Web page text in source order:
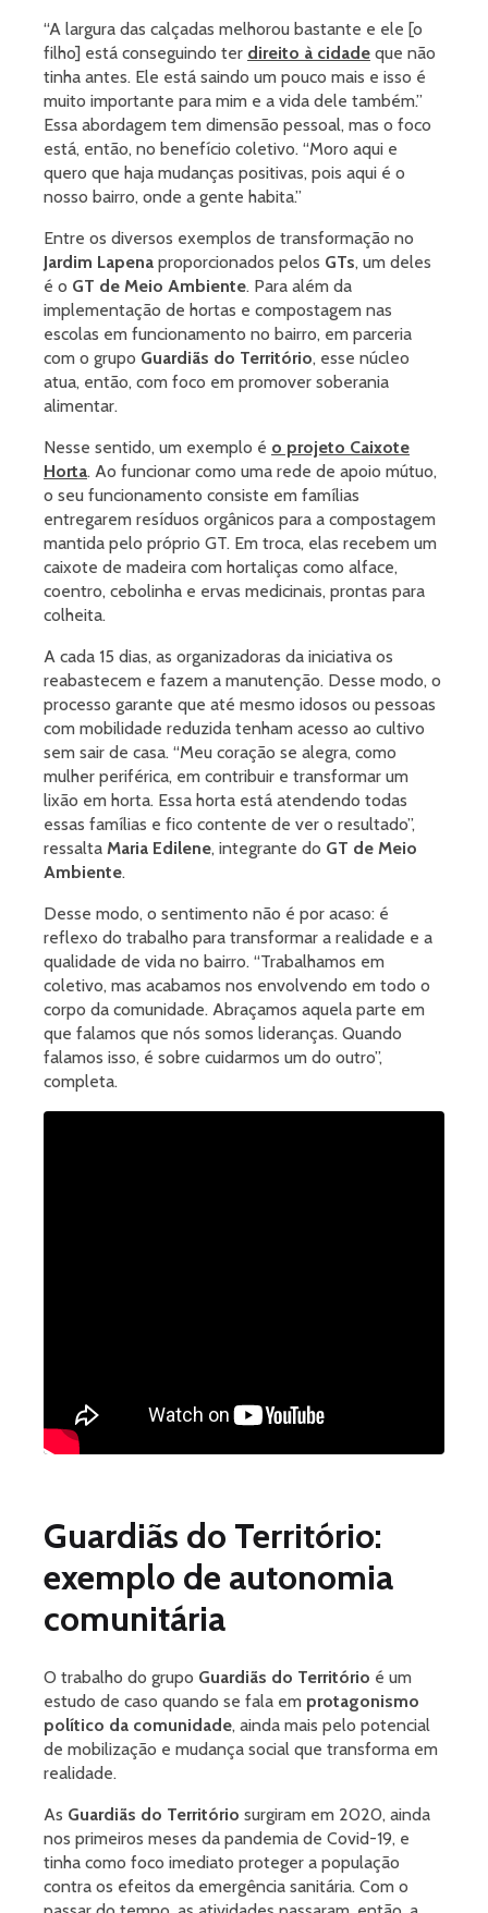
“A largura das calçadas melhorou bastante e ele [o
filho] está conseguindo ter direito à cidade que não
tinha antes. Ele está saindo um pouco mais e isso é
muito importante para mim e a vida dele também.”
Essa abordagem tem dimensão pessoal, mas o foco
está, então, no benefício coletivo. “Moro aqui e
quero que haja mudanças positivas, pois aqui é o
nosso bairro, onde a gente habita.”
Entre os diversos exemplos de transformação no
Jardim Lapena proporcionados pelos GTs, um deles
é o GT de Meio Ambiente. Para além da
implementação de hortas e compostagem nas
escolas em funcionamento no bairro, em parceria
com o grupo Guardiãs do Território, esse núcleo
atua, então, com foco em promover soberania
alimentar.
Nesse sentido, um exemplo é o projeto Caixote
Horta. Ao funcionar como uma rede de apoio mútuo,
o seu funcionamento consiste em famílias
entregarem resíduos orgânicos para a compostagem
mantida pelo próprio GT. Em troca, elas recebem um
caixote de madeira com hortaliças como alface,
coentro, cebolinha e ervas medicinais, prontas para
colheita.
A cada 15 dias, as organizadoras da iniciativa os
reabastecem e fazem a manutenção. Desse modo, o
processo garante que até mesmo idosos ou pessoas
com mobilidade reduzida tenham acesso ao cultivo
sem sair de casa. “Meu coração se alegra, como
mulher periférica, em contribuir e transformar um
lixão em horta. Essa horta está atendendo todas
essas famílias e fico contente de ver o resultado”,
ressalta Maria Edilene, integrante do GT de Meio
Ambiente.
Desse modo, o sentimento não é por acaso: é
reflexo do trabalho para transformar a realidade e a
qualidade de vida no bairro. “Trabalhamos em
coletivo, mas acabamos nos envolvendo em todo o
corpo da comunidade. Abraçamos aquela parte em
que falamos que nós somos lideranças. Quando
falamos isso, é sobre cuidarmos um do outro”,
completa.
Guardiãs do Território:
exemplo de autonomia
comunitária
O trabalho do grupo Guardiãs do Território é um
estudo de caso quando se fala em protagonismo
político da comunidade, ainda mais pelo potencial
de mobilização e mudança social que transforma em
realidade.
As Guardiãs do Território surgiram em 2020, ainda
nos primeiros meses da pandemia de Covid-19, e
tinha como foco imediato proteger a população
contra os efeitos da emergência sanitária. Com o